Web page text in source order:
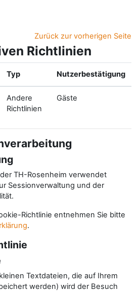
Zurück zur vorherigen Seite
Richtlinien
Typ Nutzerbestätigung
Andere
Richtlinien
Gäste
TH-Rosenheim verwendet
Sessionverwaltung und der
Richtlinie entnehmen Sie bitte
.
Textdateien, die auf Ihrem
werden) wird der Besuch